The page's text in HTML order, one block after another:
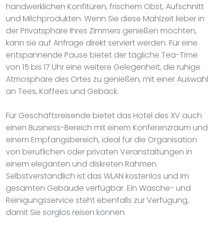
handwerklichen Konfitüren, frischem Obst, Aufschnitt
und Milchprodukten. Wenn Sie diese Mahlzeit lieber in
der Privatsphäre Ihres Zimmers genießen möchten,
kann sie auf Anfrage direkt serviert werden. Für eine
entspannende Pause bietet der tägliche Tea-Time
von 15 bis 17 Uhr eine weitere Gelegenheit, die ruhige
Atmosphäre des Ortes zu genießen, mit einer Auswahl
an Tees, Kaffees und Gebäck.
Für Geschäftsreisende bietet das Hotel des XV auch
einen Business-Bereich mit einem Konferenzraum und
einem Empfangsbereich, ideal für die Organisation
von beruflichen oder privaten Veranstaltungen in
einem eleganten und diskreten Rahmen.
Selbstverständlich ist das WLAN kostenlos und im
gesamten Gebäude verfügbar. Ein Wäsche- und
Reinigungsservice steht ebenfalls zur Verfügung,
damit Sie sorglos reisen können.